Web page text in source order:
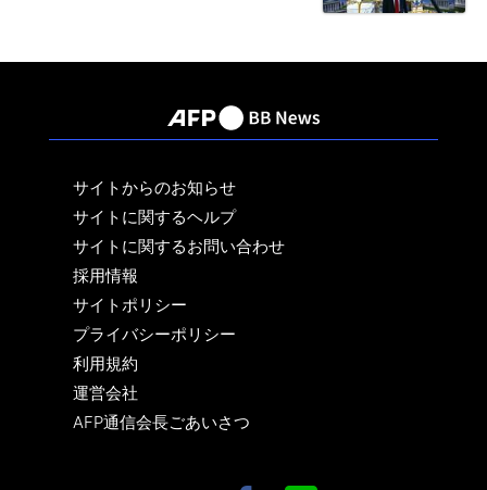
サイトからのお知らせ
サイトに関するヘルプ
サイトに関するお問い合わせ
採用情報
サイトポリシー
プライバシーポリシー
利用規約
運営会社
AFP通信会長ごあいさつ